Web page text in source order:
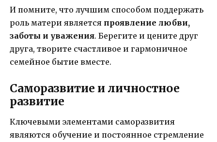
И помните, что лучшим способом поддержать
роль матери является проявление любви,
заботы и уважения. Берегите и цените друг
друга, творите счастливое и гармоничное
семейное бытие вместе.
Саморазвитие и личностное
развитие
Ключевыми элементами саморазвития
являются обучение и постоянное стремление